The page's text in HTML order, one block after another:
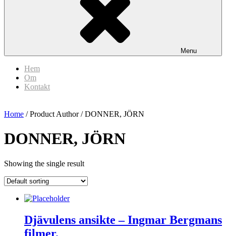
Menu
Hem
Om
Kontakt
Home / Product Author / DONNER, JÖRN
DONNER, JÖRN
Showing the single result
Djävulens ansikte – Ingmar Bergmans
filmer.